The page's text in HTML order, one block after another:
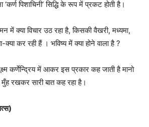
पिशाचिनी’ सिद्धि के रूप में प्रकट होती है।
में क्या विचार उठ रहा है, किसकी वैखरी, मध्यमा,
क्या कर रही हैं । भविष्य में क्या होने वाला है ?
कर्णेन्द्रिय में आकर इस प्रकार कह जाती है मानो
रखकर सारी बात कह रहा है।